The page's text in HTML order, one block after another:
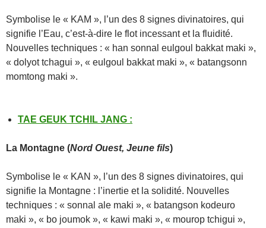
Symbolise le « KAM », l’un des 8 signes divinatoires, qui
signifie l’Eau, c’est-à-dire le flot incessant et la fluidité.
Nouvelles techniques : « han sonnal eulgoul bakkat maki »,
« dolyot tchagui », « eulgoul bakkat maki », « batangsonn
momtong maki ».
TAE GEUK TCHIL JANG :
La Montagne (Nord Ouest, Jeune fils)
Symbolise le « KAN », l’un des 8 signes divinatoires, qui
signifie la Montagne : l’inertie et la solidité. Nouvelles
techniques : « sonnal ale maki », « batangson kodeuro
maki », « bo joumok », « kawi maki », « mourop tchigui »,